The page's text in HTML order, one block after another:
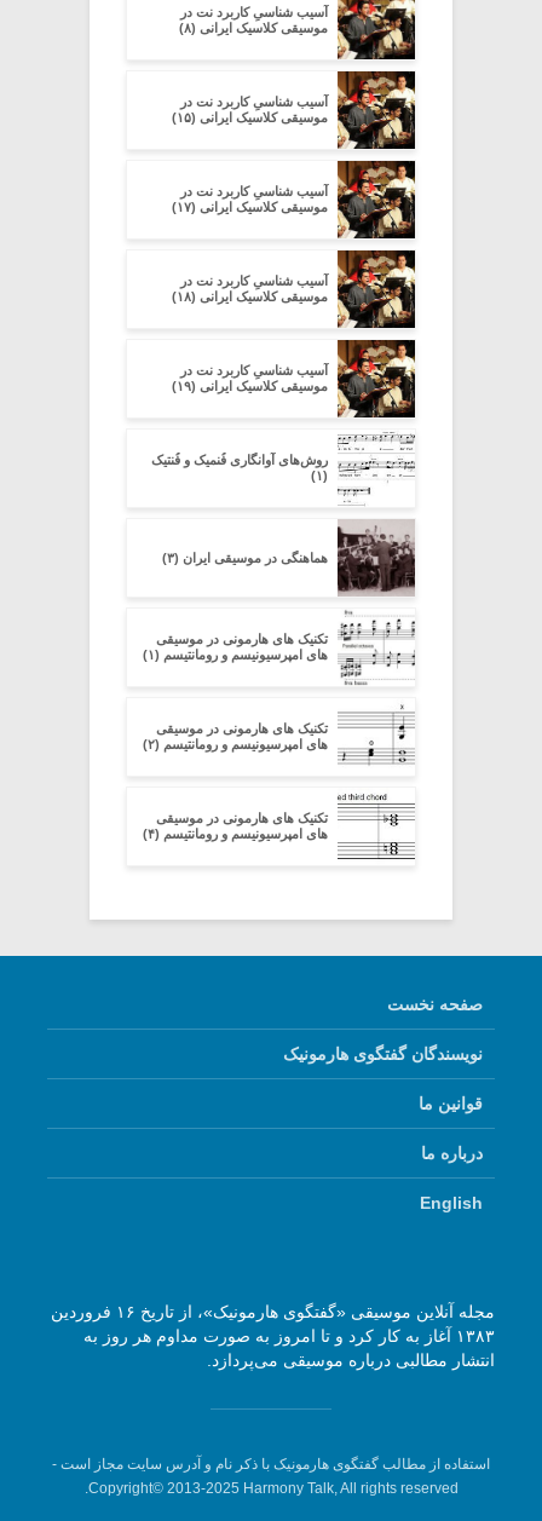
آسیب شناسیِ کاربرد نت در
موسیقی کلاسیک ایرانی (۸)
آسیب شناسیِ کاربرد نت در
موسیقی کلاسیک ایرانی (۱۵)
آسیب شناسیِ کاربرد نت در
موسیقی کلاسیک ایرانی (۱۷)
آسیب شناسیِ کاربرد نت در
موسیقی کلاسیک ایرانی (۱۸)
آسیب شناسیِ کاربرد نت در
موسیقی کلاسیک ایرانی (۱۹)
روش‌های آوانگاری فُنمیک و فُنتیک
(۱)
هماهنگی در موسیقی ایران (۳)
تکنیک های هارمونی در موسیقی
های امپرسیونیسم و رومانتیسم (۱)
تکنیک های هارمونی در موسیقی
های امپرسیونیسم و رومانتیسم (۲)
تکنیک های هارمونی در موسیقی
های امپرسیونیسم و رومانتیسم (۴)
صفحه نخست
نویسندگان گفتگوی هارمونیک
قوانین ما
درباره ما
English
مجله آنلاین موسیقی «گفتگوی هارمونیک»، از تاریخ ۱۶ فروردین
۱۳۸۳ آغاز به کار کرد و تا امروز به صورت مداوم هر روز به
انتشار مطالبی درباره موسیقی می‌پردازد.
استفاده از مطالب گفتگوی هارمونیک با ذکر نام و آدرس سایت مجاز است -
Copyright© 2013-2025 Harmony Talk, All rights reserved.